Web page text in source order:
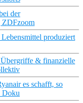
der
ZDFzoom
produziert
& finanzielle
es schafft, so
Doku